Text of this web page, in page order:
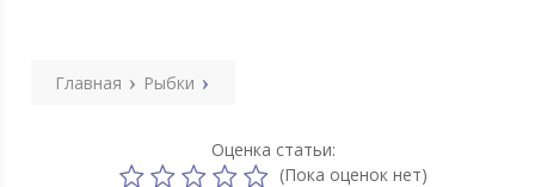
Главная Рыбки
Оценка статьи:
(Пока оценок нет)